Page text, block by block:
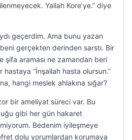
Yallah Kore’ye.” diye
geçerdim. Ama bunu yazan
gerçekten derinden sarstı. Bir
şifa araması ne zamandan beri
hastaya “İnşallah hasta olursun.”
hangi meslek ahlakına sığar?
bir ameliyat süreci var. Bu
gibi her gün hakaret
Bedenim iyileşmeye
dolu yorumlardan korumaya